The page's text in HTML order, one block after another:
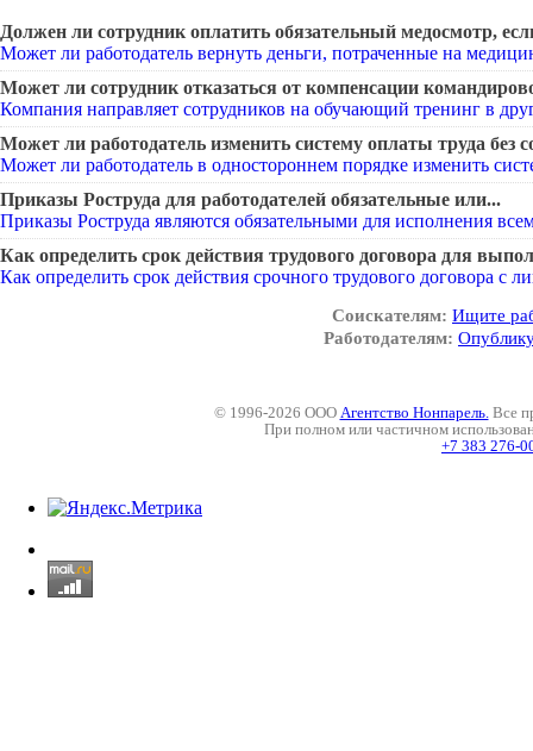
Должен ли сотрудник оплатить обязательный медосмотр,
Может ли работодатель вернуть деньги, потраченные на
Может ли сотрудник отказаться от компенсации
Компания направляет сотрудников на обучающий тренинг в
Может ли работодатель изменить систему оплаты труда без
Может ли работодатель в одностороннем порядке изменить
Приказы Роструда для работодателей обязательные или...
Приказы Роструда являются обязательными для исполнения
Как определить срок действия трудового договора для
Как определить срок действия срочного трудового договора с
Соискателям: Ищите
Работодателям:
© 1996-2026 ООО Агентство Нонпарель. Все
При полном или частичном
+7 383 276-